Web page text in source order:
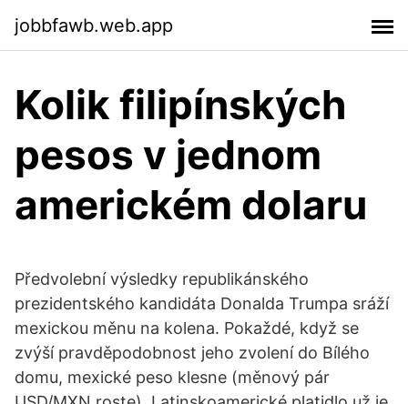
jobbfawb.web.app
Kolik filipínských
pesos v jednom
americkém dolaru
Předvolební výsledky republikánského
prezidentského kandidáta Donalda Trumpa sráží
mexickou měnu na kolena. Pokaždé, když se
zvýší pravděpodobnost jeho zvolení do Bílého
domu, mexické peso klesne (měnový pár